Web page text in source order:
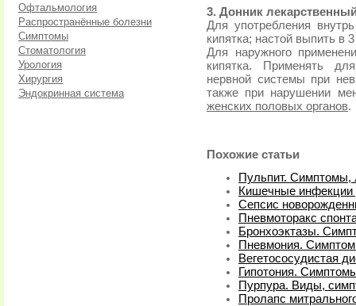
Офтальмология
Распространённые болезни
Симптомы
Стоматология
Урология
Хирургия
Эндокринная система
3. Донник
Для употребления
кипятка; настой выпить в
Для наружного
кипятка. Применять
нервной системы при
также при нарушении
женских половых органов.
Похожие статьи
Пульпит. Симптомы,
Кишечные инфекции
Сепсис
Пневмоторакс
Бронхоэктазы.
Пневмония.
Вегетососудистая
Гипотония.
Пурпура. Виды,
Пролапс